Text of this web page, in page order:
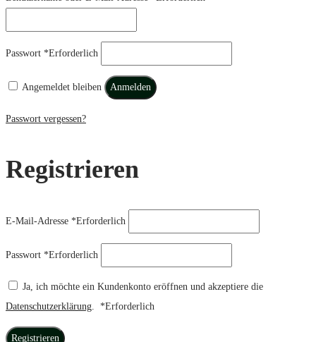
Passwort *Erforderlich
Angemeldet bleiben Anmelden
Passwort vergessen?
Registrieren
E-Mail-Adresse *Erforderlich
Passwort *Erforderlich
Ja, ich möchte ein Kundenkonto eröffnen und akzeptiere die
Datenschutzerklärung
*Erforderlich
Registrieren